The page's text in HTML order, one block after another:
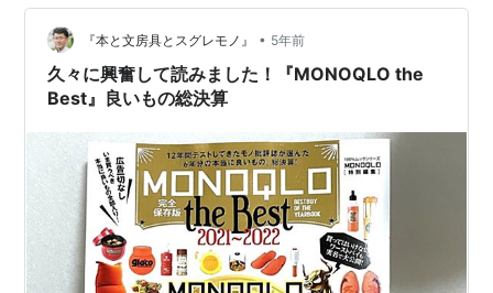
『本と文房具とスグレモノ』 • 5年前
久々に興奮して読みました！『MONOQLO the
Best』良いもの総決算